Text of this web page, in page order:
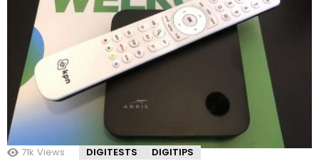
71k Views DIGITESTS DIGITIPS